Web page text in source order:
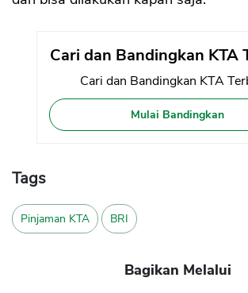
Cari dan Bandingkan KTA
Cari dan Bandingkan KTA
Mulai Bandingkan
Tags
Pinjaman KTA BRI
Bagikan Melalui